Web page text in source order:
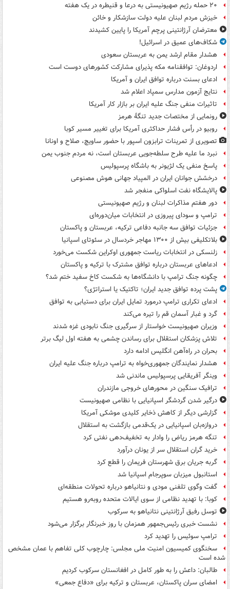
۲۰ حمله رژیم صهیونیستی به درعا و قنیطره در یک هفته
خیزش مردم لبنان علیه دولت سازشکار و خائن
معترضان آرژانتینی پرچم آمریکا را پایین کشیدند
شکاف‌های عمیق در اسرائیل!
هشدار مقام ارشد یمن به عربستان سعودی
اردوغان: توافقنامه مکه پذیرای مشارکت کشورهای دوست است
ادعای بسنت درباره توافق ایران و آمریکا
نتایج آزمون مدارس سمپاد اعلام شد
تاثیرات منفی جنگ علیه ایران بر بازار کار آمریکا
رونمایی از مختصات جدید تنگۀ هرمز
روبیو در رأس فشار حداکثری آمریکا برای تغییر مسیر کوبا
تصویری از تمرینات ترابزون اسپور با حضور ساویچ، صلاح و اونانا
نبرد ما علیه طرح سلطه‌جویی عربستان است، نه مردم جنوب یمن
پاسخ منفی یک لژیونر به باشگاه پرسپولیس
درخشش جوانان ایران در المپیاد جهانی هوش مصنوعی
پالایشگاه نفت اسلواکی منفجر شد
دور هفتم مذاکرات لبنان و رژیم صهیونیستی
ترامپ و سودای پیروزی در انتخابات میان‌دوره‌ای
جزئیات توافق سه جانبه دفاعی ترکیه، عربستان و پاکستان
بلاتکلیفی بیش از ۱۳۰۰ مهاجر خردسال در سئوتای اسپانیا
زلنسکی در انتخابات ریاست جمهوری اوکراین شکست می‌خورد
ادعاهای عربستان درباره توافق مشترک با ترکیه و پاکستان
چگونه جنگ ترامپ با دانشگاه‌ها به شکست کاخ سفید ختم شد؟
پشت پرده توافق جدید ایران؛ تاکتیک یا استراتژی؟
ادعای تکراری ترامپ درمورد تمایل ایران برای دستیابی به توافق
گرد و غبار آسمان قم را تیره می‌کند
وزیران صهیونیست خواستار از سرگیری جنگ نابودی غزه شدند
تلاش پزشکان استقلال برای رساندن چشمی به هفته اول لیگ برتر
بحران در راه‌آهن انگلیس ادامه دارد
هشدار نمایندگان جمهوری‌خواه به ترامپ درباره جنگ علیه ایران
وینگر آفریقایی پرسپولیس ماندنی شد
ترافیک سنگین در محورهای خروجی مازندران
درگیر شدن گردشگر اسپانیایی با نظامی صهیونیست
گزارشی دیگر از کاهش ذخایر کلیدی موشکی آمریکا
دروازه‌بان اسپانیایی در یک‌قدمی بازگشت به استقلال
تنگه هرمز ریاض را وادار به تخفیف‌دهی نفتی کرد
خرید گران استقلال سر از یونان درآورد
گربه جریان برق شهرستان فریمان را قطع کرد
استانبول میزبان سوپرجام اسپانیا شد
گفت وگوی تلفنی مودی و نتانیاهو درباره تحولات منطقه‌ای
کوبا: با تهدید نظامی از سوی ایالات متحده روبه‌رو هستیم
توسل رفیق آرژانتینی نتانیاهو به سرکوب
نشست خبری رئیس‌جمهور همزمان با روز خبرنگار برگزار می‌شود
ترامپ سوئیس را تهدید کرد
سخنگوی کمیسیون امنیت ملی مجلس: چارچوب کلی تفاهم با عمان مشخص
شده است
طالبان: داعش را به طور کامل در افغانستان سرکوب کردیم
امضای سران پاکستان، عربستان و ترکیه برای «دفاع جمعی»